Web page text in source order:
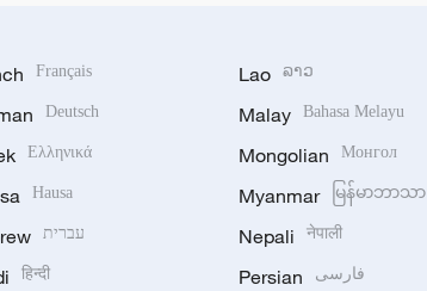
Français
Deutsch
Ελληνικά
Hausa
עברית
हिन्दी
Lao ລາວ
Malay Bahasa Melayu
Mongolian Монгол
Myanmar မြန်မာဘာသာ
Nepali नेपाली
Persian فارسی